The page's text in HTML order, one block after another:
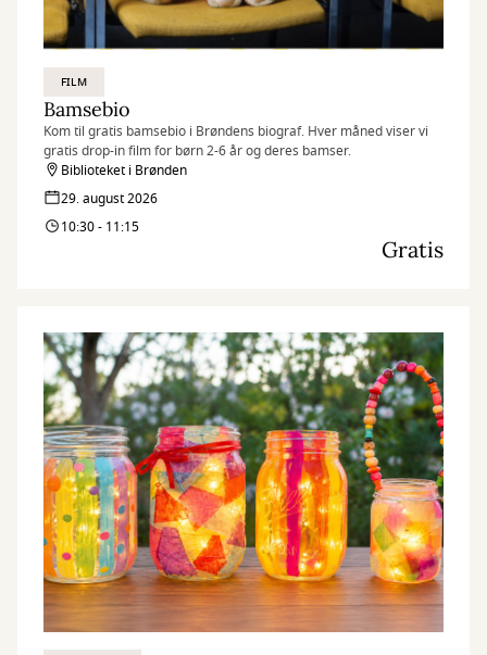
FILM
Bamsebio
Kom til gratis bamsebio i Brøndens biograf. Hver måned viser vi
gratis drop-in film for børn 2-6 år og deres bamser.
Biblioteket i Brønden
29. august 2026
10:30 - 11:15
Gratis